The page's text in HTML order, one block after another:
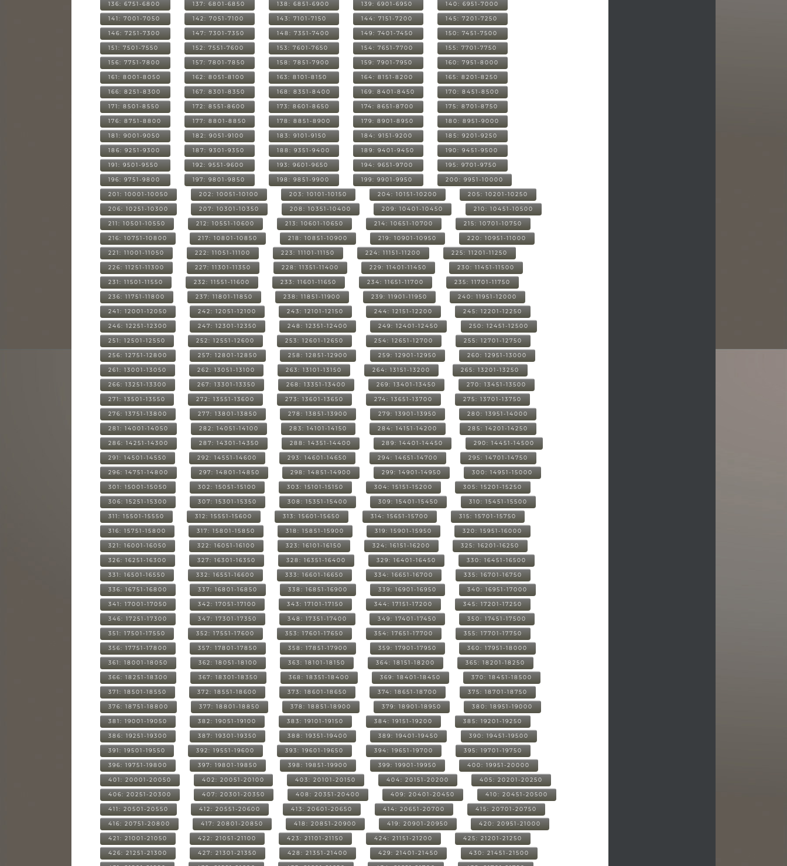
136: 6751-6800 137: 6801-6850 138: 6851-6900 139: 6901-6950 140: 6951-7000
141: 7001-7050 142: 7051-7100 143: 7101-7150 144: 7151-7200 145: 7201-7250
146: 7251-7300 147: 7301-7350 148: 7351-7400 149: 7401-7450 150: 7451-7500
151: 7501-7550 152: 7551-7600 153: 7601-7650 154: 7651-7700 155: 7701-7750
156: 7751-7800 157: 7801-7850 158: 7851-7900 159: 7901-7950 160: 7951-8000
161: 8001-8050 162: 8051-8100 163: 8101-8150 164: 8151-8200 165: 8201-8250
166: 8251-8300 167: 8301-8350 168: 8351-8400 169: 8401-8450 170: 8451-8500
171: 8501-8550 172: 8551-8600 173: 8601-8650 174: 8651-8700 175: 8701-8750
176: 8751-8800 177: 8801-8850 178: 8851-8900 179: 8901-8950 180: 8951-9000
181: 9001-9050 182: 9051-9100 183: 9101-9150 184: 9151-9200 185: 9201-9250
186: 9251-9300 187: 9301-9350 188: 9351-9400 189: 9401-9450 190: 9451-9500
191: 9501-9550 192: 9551-9600 193: 9601-9650 194: 9651-9700 195: 9701-9750
196: 9751-9800 197: 9801-9850 198: 9851-9900 199: 9901-9950 200: 9951-10000
201: 10001-10050 202: 10051-10100 203: 10101-10150 204: 10151-10200 205: 10201-10250
206: 10251-10300 207: 10301-10350 208: 10351-10400 209: 10401-10450 210: 10451-10500
211: 10501-10550 212: 10551-10600 213: 10601-10650 214: 10651-10700 215: 10701-10750
216: 10751-10800 217: 10801-10850 218: 10851-10900 219: 10901-10950 220: 10951-11000
221: 11001-11050 222: 11051-11100 223: 11101-11150 224: 11151-11200 225: 11201-11250
226: 11251-11300 227: 11301-11350 228: 11351-11400 229: 11401-11450 230: 11451-11500
231: 11501-11550 232: 11551-11600 233: 11601-11650 234: 11651-11700 235: 11701-11750
236: 11751-11800 237: 11801-11850 238: 11851-11900 239: 11901-11950 240: 11951-12000
241: 12001-12050 242: 12051-12100 243: 12101-12150 244: 12151-12200 245: 12201-12250
246: 12251-12300 247: 12301-12350 248: 12351-12400 249: 12401-12450 250: 12451-12500
251: 12501-12550 252: 12551-12600 253: 12601-12650 254: 12651-12700 255: 12701-12750
256: 12751-12800 257: 12801-12850 258: 12851-12900 259: 12901-12950 260: 12951-13000
261: 13001-13050 262: 13051-13100 263: 13101-13150 264: 13151-13200 265: 13201-13250
266: 13251-13300 267: 13301-13350 268: 13351-13400 269: 13401-13450 270: 13451-13500
271: 13501-13550 272: 13551-13600 273: 13601-13650 274: 13651-13700 275: 13701-13750
276: 13751-13800 277: 13801-13850 278: 13851-13900 279: 13901-13950 280: 13951-14000
281: 14001-14050 282: 14051-14100 283: 14101-14150 284: 14151-14200 285: 14201-14250
286: 14251-14300 287: 14301-14350 288: 14351-14400 289: 14401-14450 290: 14451-14500
291: 14501-14550 292: 14551-14600 293: 14601-14650 294: 14651-14700 295: 14701-14750
296: 14751-14800 297: 14801-14850 298: 14851-14900 299: 14901-14950 300: 14951-15000
301: 15001-15050 302: 15051-15100 303: 15101-15150 304: 15151-15200 305: 15201-15250
306: 15251-15300 307: 15301-15350 308: 15351-15400 309: 15401-15450 310: 15451-15500
311: 15501-15550 312: 15551-15600 313: 15601-15650 314: 15651-15700 315: 15701-15750
316: 15751-15800 317: 15801-15850 318: 15851-15900 319: 15901-15950 320: 15951-16000
321: 16001-16050 322: 16051-16100 323: 16101-16150 324: 16151-16200 325: 16201-16250
326: 16251-16300 327: 16301-16350 328: 16351-16400 329: 16401-16450 330: 16451-16500
331: 16501-16550 332: 16551-16600 333: 16601-16650 334: 16651-16700 335: 16701-16750
336: 16751-16800 337: 16801-16850 338: 16851-16900 339: 16901-16950 340: 16951-17000
341: 17001-17050 342: 17051-17100 343: 17101-17150 344: 17151-17200 345: 17201-17250
346: 17251-17300 347: 17301-17350 348: 17351-17400 349: 17401-17450 350: 17451-17500
351: 17501-17550 352: 17551-17600 353: 17601-17650 354: 17651-17700 355: 17701-17750
356: 17751-17800 357: 17801-17850 358: 17851-17900 359: 17901-17950 360: 17951-18000
361: 18001-18050 362: 18051-18100 363: 18101-18150 364: 18151-18200 365: 18201-18250
366: 18251-18300 367: 18301-18350 368: 18351-18400 369: 18401-18450 370: 18451-18500
371: 18501-18550 372: 18551-18600 373: 18601-18650 374: 18651-18700 375: 18701-18750
376: 18751-18800 377: 18801-18850 378: 18851-18900 379: 18901-18950 380: 18951-19000
381: 19001-19050 382: 19051-19100 383: 19101-19150 384: 19151-19200 385: 19201-19250
386: 19251-19300 387: 19301-19350 388: 19351-19400 389: 19401-19450 390: 19451-19500
391: 19501-19550 392: 19551-19600 393: 19601-19650 394: 19651-19700 395: 19701-19750
396: 19751-19800 397: 19801-19850 398: 19851-19900 399: 19901-19950 400: 19951-20000
401: 20001-20050 402: 20051-20100 403: 20101-20150 404: 20151-20200 405: 20201-20250
406: 20251-20300 407: 20301-20350 408: 20351-20400 409: 20401-20450 410: 20451-20500
411: 20501-20550 412: 20551-20600 413: 20601-20650 414: 20651-20700 415: 20701-20750
416: 20751-20800 417: 20801-20850 418: 20851-20900 419: 20901-20950 420: 20951-21000
421: 21001-21050 422: 21051-21100 423: 21101-21150 424: 21151-21200 425: 21201-21250
426: 21251-21300 427: 21301-21350 428: 21351-21400 429: 21401-21450 430: 21451-21500